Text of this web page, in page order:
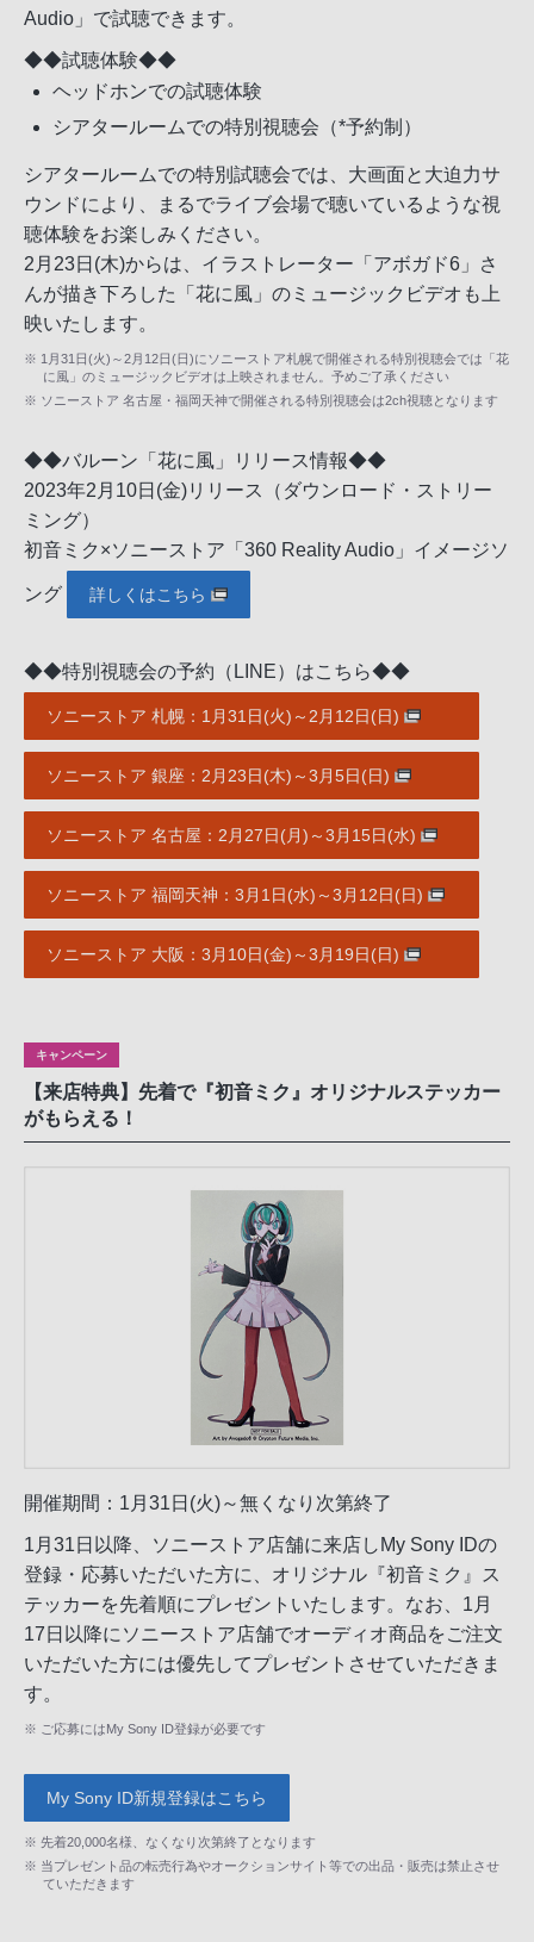
Audio」で試聴できます。
◆◆試聴体験◆◆
ヘッドホンでの試聴体験
シアタールームでの特別視聴会（*予約制）
シアタールームでの特別試聴会では、大画面と大迫力サ
ウンドにより、まるでライブ会場で聴いているような視
聴体験をお楽しみください。
2月23日(木)からは、イラストレーター「アボガド6」さ
んが描き下ろした「花に風」のミュージックビデオも上
映いたします。
※ 1月31日(火)～2月12日(日)にソニーストア札幌で開催される特別視聴会では「花
に風」のミュージックビデオは上映されません。予めご了承ください
※ ソニーストア 名古屋・福岡天神で開催される特別視聴会は2ch視聴となります
◆◆バルーン「花に風」リリース情報◆◆
2023年2月10日(金)リリース（ダウンロード・ストリー
ミング）
初音ミク×ソニーストア「360 Reality Audio」イメージソ
ング 詳しくはこちら
◆◆特別視聴会の予約（LINE）はこちら◆◆
ソニーストア 札幌：1月31日(火)～2月12日(日)
ソニーストア 銀座：2月23日(木)～3月5日(日)
ソニーストア 名古屋：2月27日(月)～3月15日(水)
ソニーストア 福岡天神：3月1日(水)～3月12日(日)
ソニーストア 大阪：3月10日(金)～3月19日(日)
キャンペーン
【来店特典】先着で『初音ミク』オリジナルステッカー
がもらえる！
開催期間：1月31日(火)～無くなり次第終了
1月31日以降、ソニーストア店舗に来店しMy Sony IDの
登録・応募いただいた方に、オリジナル『初音ミク』ス
テッカーを先着順にプレゼントいたします。なお、1月
17日以降にソニーストア店舗でオーディオ商品をご注文
いただいた方には優先してプレゼントさせていただきま
す。
※ ご応募にはMy Sony ID登録が必要です
My Sony ID新規登録はこちら
※ 先着20,000名様、なくなり次第終了となります
※ 当プレゼント品の転売行為やオークションサイト等での出品・販売は禁止させ
ていただきます